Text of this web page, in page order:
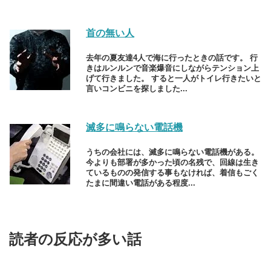
首の無い人
去年の夏友達4人で海に行ったときの話です。 行
きはルンルンで音楽爆音にしながらテンション上
げて行きました。 すると一人がトイレ行きたいと
言いコンビニを探しました...
滅多に鳴らない電話機
うちの会社には、滅多に鳴らない電話機がある。
今よりも部署が多かった頃の名残で、回線は生き
ているものの発信する事もなければ、着信もごく
たまに間違い電話がある程度...
読者の反応が多い話